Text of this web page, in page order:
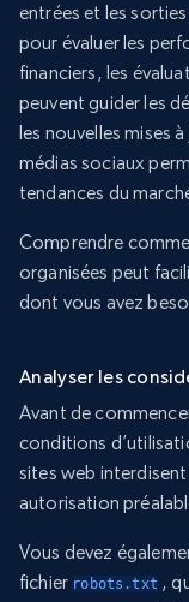
entrées et les
pour évaluer les
financiers, les
peuvent guider les
les nouvelles mises
médias sociaux
tendances du
Comprendre
organisées peut
dont vous avez
Analyser les
Avant de
conditions
sites web
autorisation
Vous devez
fichier robots.txt,